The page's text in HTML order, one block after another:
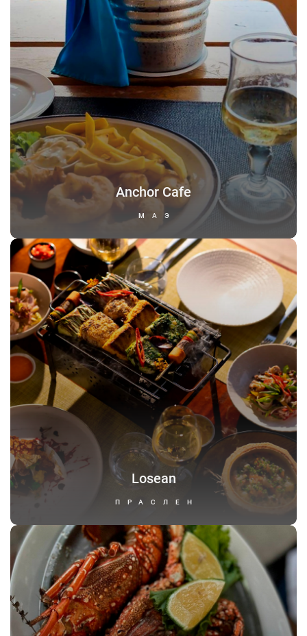
Anchor Cafe
МАЭ
Losean
ПРАСЛЕН